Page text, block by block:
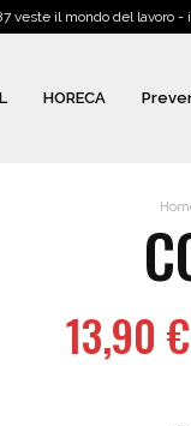
veste il mondo del lavoro
HORECA
13,90 €